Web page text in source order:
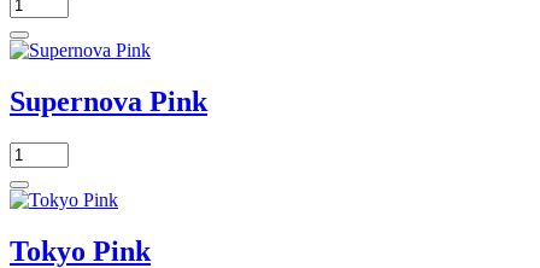
Supernova Pink
Tokyo Pink